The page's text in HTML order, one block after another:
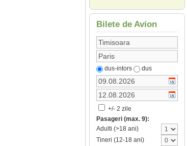
Bilete de Avion
dus-intors dus
+/- 2 zile
Pasageri (max. 9):
Adulti (>18 ani)
Tineri (12-18 ani)